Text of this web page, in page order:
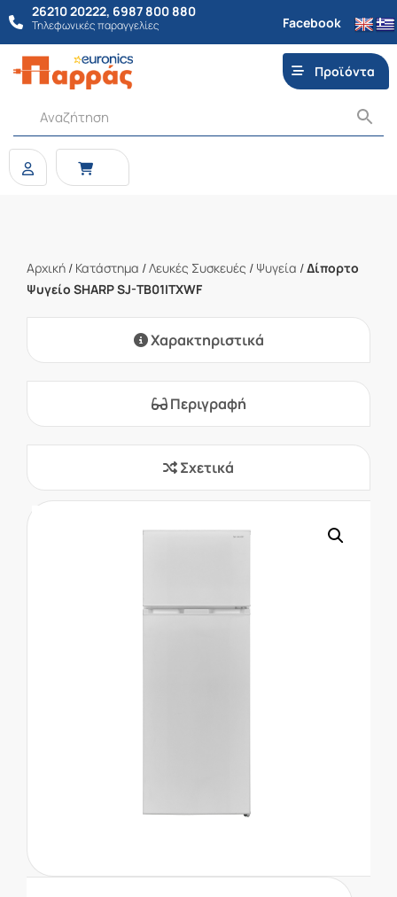
26210 20222, 6987 800 880
Τηλεφωνικές παραγγελίες Facebook
Προϊόντα
Αρχική / Κατάστημα /Λευκές Συσκευές / Ψυγεία /Δίπορτο
Ψυγείο SHARP SJ-TB01ITXWF
Χαρακτηριστικά
Περιγραφή
Σχετικά